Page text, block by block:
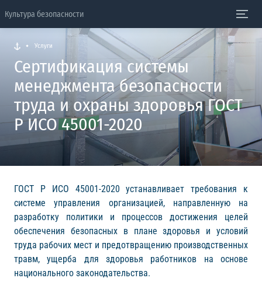
Культура безопасности
Услуги
Сертификация системы
менеджмента безопасности
труда и охраны здоровья ГОСТ
Р ИСО 45001-2020
ГОСТ Р ИСО 45001-2020 устанавливает требования к
системе управления организацией, направленную на
разработку политики и процессов достижения целей
обеспечения безопасных в плане здоровья и условий
труда рабочих мест и предотвращению производственных
травм, ущерба для здоровья работников на основе
национального законодательства.